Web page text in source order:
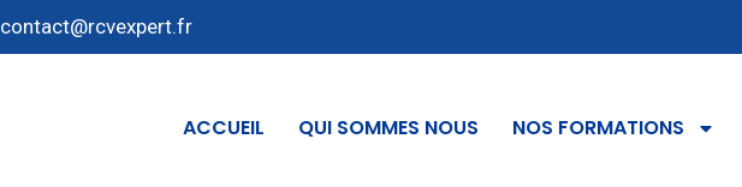
contact@rcvexpert.fr
ACCUEIL QUI SOMMES NOUS NOS FORMATIONS